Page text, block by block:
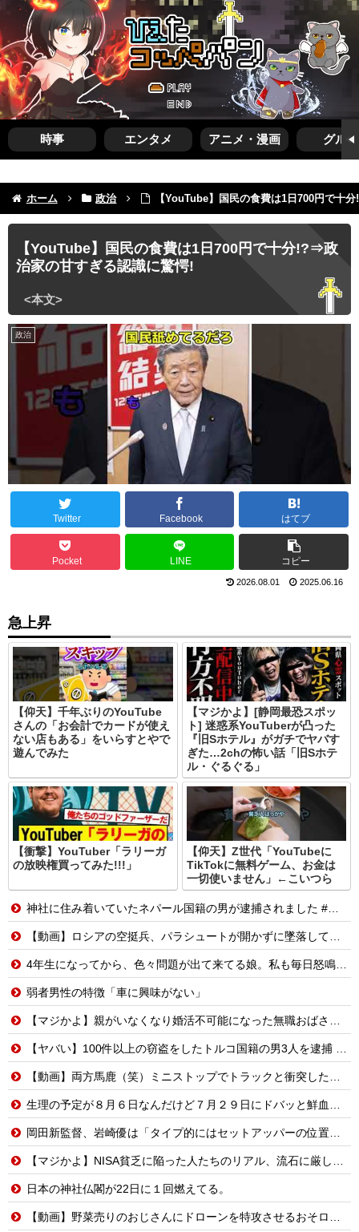
時事 エンタメ アニメ・漫画 グルメ
ホーム 政治 【YouTube】国民の食費は1日700円で十
【YouTube】国民の食費は1日700円で十分!?⇒政
治家の甘すぎる認識に驚愕!
政治
Twitter Facebook はてブ
Pocket LINE コピー
2026.08.01 2025.06.16
急上昇
【仰天】千年ぶりのYouTube
さんの「お会計でカードが使え
ない店もある」をいらすとやで
遊んでみた
【マジかよ】[静岡最恐スポッ
ト] 迷惑系YouTuberが凸った
『旧Sホテル』がガチでヤバす
ぎた…2chの怖い話「旧Sホテ
ル・ぐるぐる」
【衝撃】YouTuber「ラリーガ
の放映権買ってみた!!!」
【仰天】Z世代「YouTubeに
TikTokに無料ゲーム、お金は
一切使いません」←こいつら
神社に住み着いていたネパール国籍の男が逮捕されました #移民 #外国人
【動画】ロシアの空挺兵、パラシュートが開かずに墜落してしまう。
4年生になってから、色々問題が出て来てる娘。私も毎日怒鳴り続けるのに疲れて体調崩し...
弱者男性の特徴「車に興味がない」
【マジかよ】親がいなくなり婚活不可能になった無職おばさんの悲惨な末路ww
【ヤバい】100件以上の窃盗をしたトルコ国籍の男3人を逮捕 #移民 #外国人
【動画】両方馬鹿（笑）ミニストップでトラックと衝突したドラレコが（ノ∇`）
生理の予定が８月６日なんだけど７月２９日にドバッと鮮血でたから生理かな？って思ったのよね
岡田新監督、岩崎優は「タイプ的にはセットアッパーの位置が一番合うてる」←おーん
【マジかよ】NISA貧乏に陥った人たちのリアル、流石に厳しい…w↓結果、食生活が悲惨な事に
日本の神社仏閣が22日に１回燃えてる。
【動画】野菜売りのおじさんにドローンを特攻させるおそロシア。